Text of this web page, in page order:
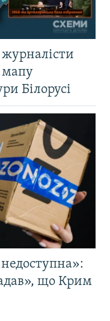
журналісти
мапу
Білорусі
недоступна»:
що Крим